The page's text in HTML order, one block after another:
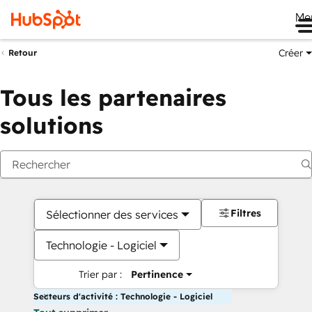
Retour Créer
Tous les partenaires
solutions
Sélectionner des services
Technologie - Logiciel
Trier par : Pertinence
Filtres
Secteurs d'activité : Technologie - Logiciel